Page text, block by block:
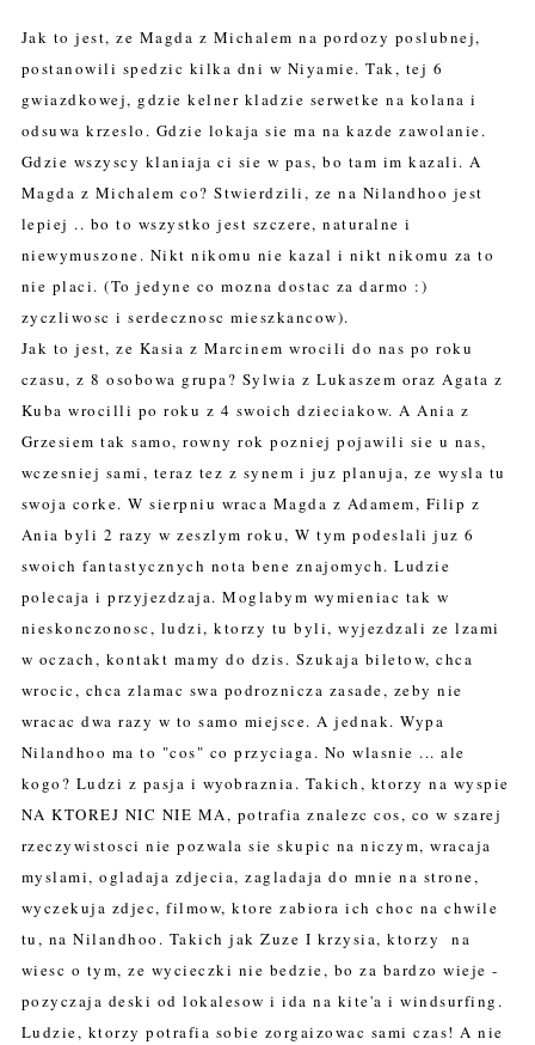
Jak to jest, ze Magda z Michalem na pordozy poslubnej,
postanowili spedzic kilka dni w Niyamie. Tak, tej 6
gwiazdkowej, gdzie kelner kladzie serwetke na kolana i
odsuwa krzeslo. Gdzie lokaja sie ma na kazde zawolanie.
Gdzie wszyscy klaniaja ci sie w pas, bo tam im kazali. A
Magda z Michalem co? Stwierdzili, ze na Nilandhoo jest
lepiej .. bo to wszystko jest szczere, naturalne i
niewymuszone. Nikt nikomu nie kazal i nikt nikomu za to
nie placi. (To jedyne co mozna dostac za darmo :)
zyczliwosc i serdecznosc mieszkancow).
Jak to jest, ze Kasia z Marcinem wrocili do nas po roku
czasu, z 8 osobowa grupa? Sylwia z Lukaszem oraz Agata z
Kuba wrocilli po roku z 4 swoich dzieciakow. A Ania z
Grzesiem tak samo, rowny rok pozniej pojawili sie u nas,
wczesniej sami, teraz tez z synem i juz planuja, ze wysla tu
swoja corke. W sierpniu wraca Magda z Adamem, Filip z
Ania byli 2 razy w zeszlym roku, W tym podeslali juz 6
swoich fantastycznych nota bene znajomych. Ludzie
polecaja i przyjezdzaja. Moglabym wymieniac tak w
nieskonczonosc, ludzi, ktorzy tu byli, wyjezdzali ze lzami
w oczach, kontakt mamy do dzis. Szukaja biletow, chca
wrocic, chca zlamac swa podroznicza zasade, zeby nie
wracac dwa razy w to samo miejsce. A jednak. Wypa
Nilandhoo ma to "cos" co przyciaga. No wlasnie ... ale
kogo? Ludzi z pasja i wyobraznia. Takich, ktorzy na wyspie
NA KTOREJ NIC NIE MA, potrafia znalezc cos, co w szarej
rzeczywistosci nie pozwala sie skupic na niczym, wracaja
myslami, ogladaja zdjecia, zagladaja do mnie na strone,
wyczekuja zdjec, filmow, ktore zabiora ich choc na chwile
tu, na Nilandhoo. Takich jak Zuze I krzysia, ktorzy na
wiesc o tym, ze wycieczki nie bedzie, bo za bardzo wieje -
pozyczaja deski od lokalesow i ida na kite'a i windsurfing.
Ludzie, ktorzy potrafia sobie zorgaizowac sami czas! A nie